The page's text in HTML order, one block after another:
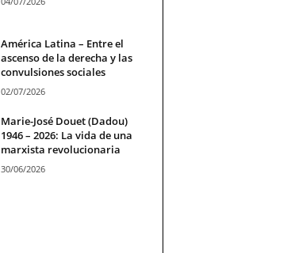
América Latina – Entre el
ascenso de la derecha y las
convulsiones sociales
02/07/2026
Marie-José Douet (Dadou)
1946 – 2026: La vida de una
marxista revolucionaria
30/06/2026